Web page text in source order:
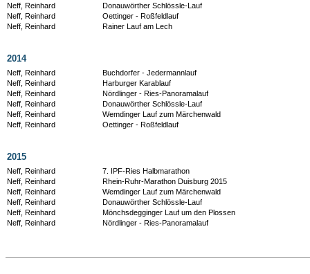
Neff, Reinhard
Donauwörther Schlössle-Lauf
Neff, Reinhard
Oettinger - Roßfeldlauf
Neff, Reinhard
Rainer Lauf am Lech
2014
Neff, Reinhard
Buchdorfer - Jedermannlauf
Neff, Reinhard
Harburger Karablauf
Neff, Reinhard
Nördlinger - Ries-Panoramalauf
Neff, Reinhard
Donauwörther Schlössle-Lauf
Neff, Reinhard
Wemdinger Lauf zum Märchenwald
Neff, Reinhard
Oettinger - Roßfeldlauf
2015
Neff, Reinhard
7. IPF-Ries Halbmarathon
Neff, Reinhard
Rhein-Ruhr-Marathon Duisburg 2015
Neff, Reinhard
Wemdinger Lauf zum Märchenwald
Neff, Reinhard
Donauwörther Schlössle-Lauf
Neff, Reinhard
Mönchsdegginger Lauf um den Plossen
Neff, Reinhard
Nördlinger - Ries-Panoramalauf